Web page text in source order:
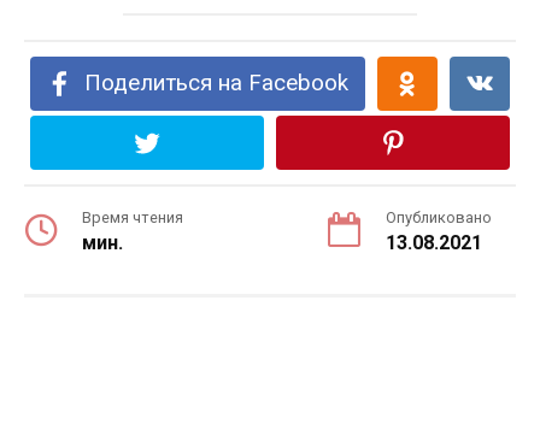
Поделиться на Facebook
Время чтения
мин.
Опубликовано
13.08.2021